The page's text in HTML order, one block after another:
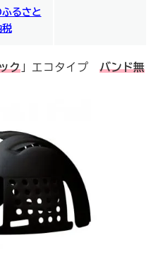
るさと
税
ク 」エコタイプ バンド無